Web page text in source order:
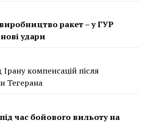
ракет – у ГУР
удари
компенсацій після
Тегерана
час бойового вильоту на